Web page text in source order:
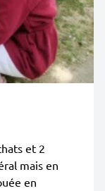
et 2
mais en
en